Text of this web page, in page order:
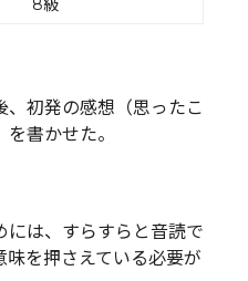
8級
初発の感想（思ったこ
書かせた。
には、すらすらと音読で
味を押さえている必要が